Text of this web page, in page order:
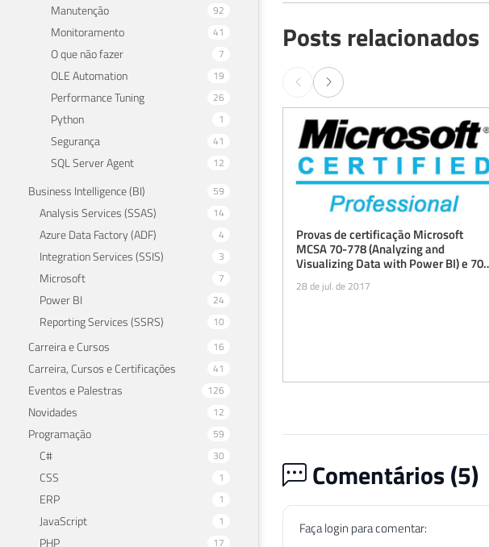
Manutenção 92
Monitoramento 41
O que não fazer 7
OLE Automation 19
Performance Tuning 26
Python 1
Segurança 41
SQL Server Agent 12
Business Intelligence (BI) 59
Analysis Services (SSAS) 14
Azure Data Factory (ADF) 4
Integration Services (SSIS) 3
Microsoft 7
Power BI 24
Reporting Services (SSRS) 10
Carreira e Cursos 16
Carreira, Cursos e Certificações 41
Eventos e Palestras 126
Novidades 12
Programação 59
C# 30
CSS 1
ERP 1
JavaScript 1
PHP 17
Posts relacionados
Provas de certificação Microsoft
MCSA 70-778 (Analyzing and
Visualizing Data with Power BI) e 70-
779 (Analyzing and Visualizing Data
with Microsoft Excel) de graça (beta)
28 de jul. de 2017
Comentários (5)
Faça login para comentar: